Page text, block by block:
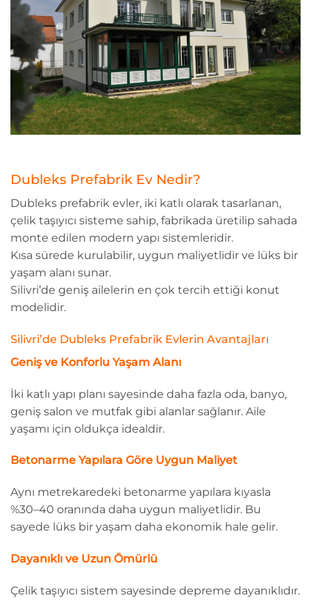
Dubleks Prefabrik Ev Nedir?
Dubleks prefabrik evler, iki katlı olarak tasarlanan,
çelik taşıyıcı sisteme sahip, fabrikada üretilip sahada
monte edilen modern yapı sistemleridir.
Kısa sürede kurulabilir, uygun maliyetlidir ve lüks bir
yaşam alanı sunar.
Silivri’de geniş ailelerin en çok tercih ettiği konut
modelidir.
Silivri’de Dubleks Prefabrik Evlerin Avantajları
Geniş ve Konforlu Yaşam Alanı
İki katlı yapı planı sayesinde daha fazla oda, banyo,
geniş salon ve mutfak gibi alanlar sağlanır. Aile
yaşamı için oldukça idealdir.
Betonarme Yapılara Göre Uygun Maliyet
Aynı metrekaredeki betonarme yapılara kıyasla
%30–40 oranında daha uygun maliyetlidir. Bu
sayede lüks bir yaşam daha ekonomik hale gelir.
Dayanıklı ve Uzun Ömürlü
Çelik taşıyıcı sistem sayesinde depreme dayanıklıdır.